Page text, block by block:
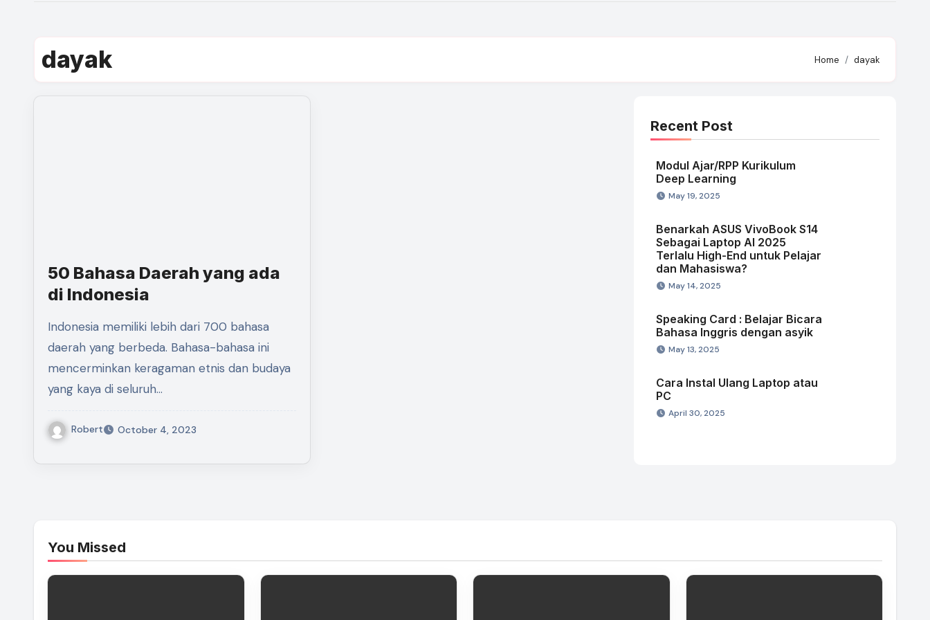
dayak Home dayak
50 Bahasa Daerah yang ada
di Indonesia
Indonesia memiliki lebih dari 700 bahasa
daerah yang berbeda. Bahasa-bahasa ini
mencerminkan keragaman etnis dan budaya
yang kaya di seluruh…
Robert October 4, 2023
Recent Post
Modul Ajar/RPP Kurikulum
Deep Learning
May 19, 2025
Benarkah ASUS VivoBook S14
Sebagai Laptop AI 2025
Terlalu High-End untuk Pelajar
dan Mahasiswa?
May 14, 2025
Speaking Card : Belajar Bicara
Bahasa Inggris dengan asyik
May 13, 2025
Cara Instal Ulang Laptop atau
PC
April 30, 2025
You Missed